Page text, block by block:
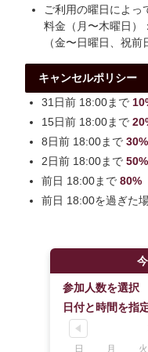
ご利用の曜日によっ
料金（月〜木曜日）
（金〜日曜日、祝
キャンセルポリシー
31日前 18:00まで
15日前 18:00まで
8日前 18:00まで 30%
2日前 18:00まで 50%
前日 18:00まで 80%
前日 18:00を過ぎた
参加人数を選択
日付と時間を指
日 月 火